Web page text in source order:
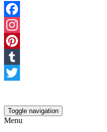
Facebook
Instagram
Pinterest
Tumblr
Toggle navigation
Menu